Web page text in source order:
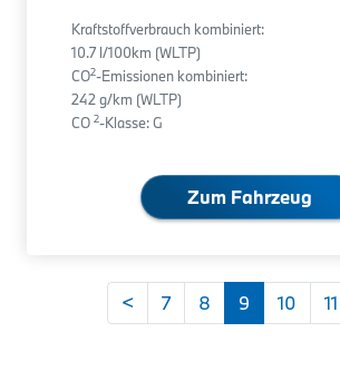
Kraftstoffverbrauch kombiniert:
10.7 l/100km (WLTP)
CO2-Emissionen kombiniert:
242 g/km (WLTP)
CO 2-Klasse: G
Zum Fahrzeug
< 7 8 9 10 11